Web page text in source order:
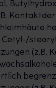
um
Mit
nachts
das
platziert
seiner
Cetyl-/
(z.B.